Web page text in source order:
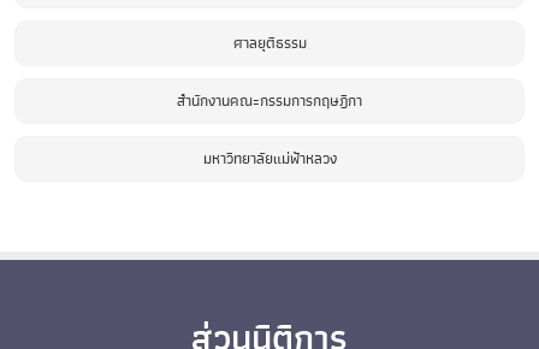
ศาลยุติธรรม
สำนักงานคณะกรรมการกฤษฎีกา
มหาวิทยาลัยแม่ฟ้าหลวง